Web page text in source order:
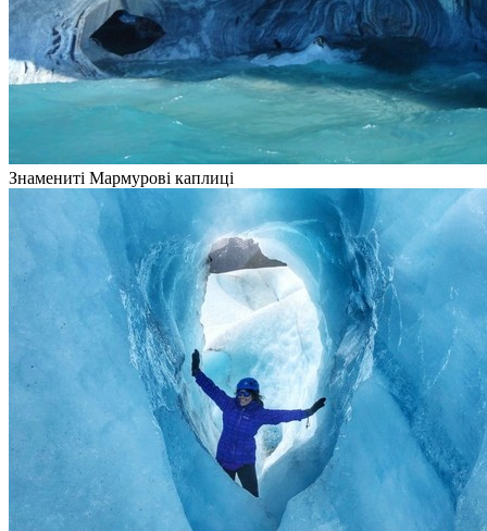
Знамениті Мармурові каплиці